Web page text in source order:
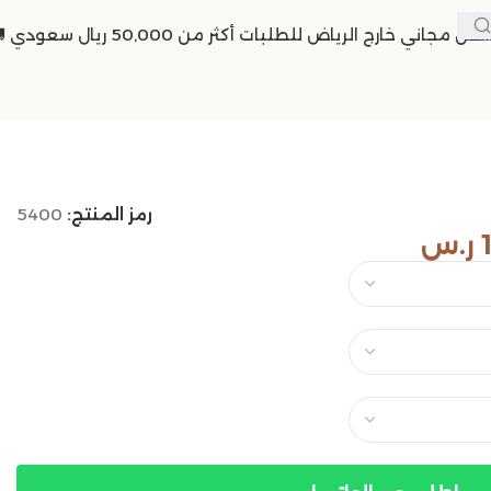
مجاني خارج الرياض للطلبات أكثر من 50,000 ريال سعودي 🚚
رمز المنتج: 5400
ر.س